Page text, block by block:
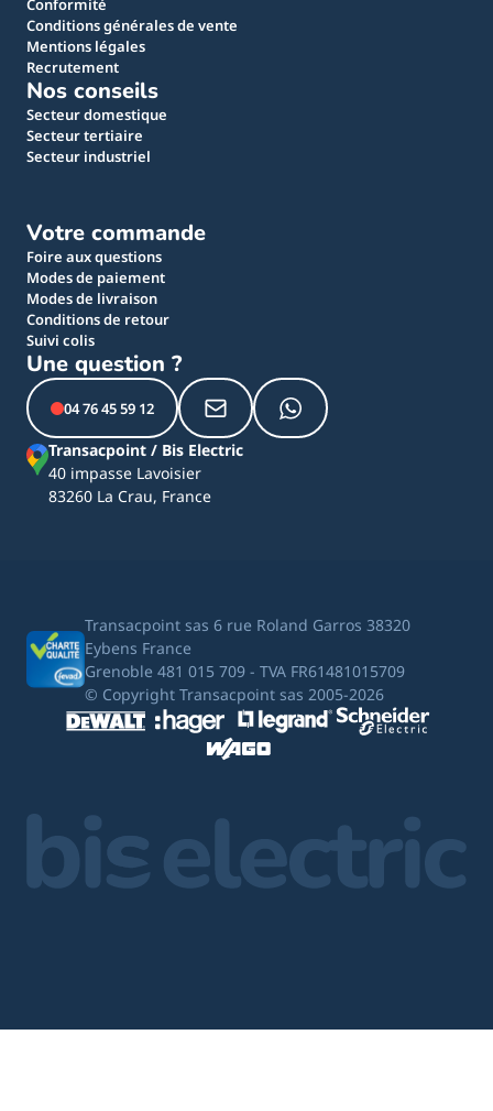
Conformité
Conditions générales de vente
Mentions légales
Recrutement
Nos conseils
Secteur domestique
Secteur tertiaire
Secteur industriel
Votre commande
Foire aux questions
Modes de paiement
Modes de livraison
Conditions de retour
Suivi colis
Une question ?
04 76 45 59 12
Transacpoint / Bis Electric
40 impasse Lavoisier
83260 La Crau, France
Transacpoint sas 6 rue Roland Garros 38320
Eybens France
Grenoble 481 015 709 - TVA FR61481015709
© Copyright Transacpoint sas 2005-2026